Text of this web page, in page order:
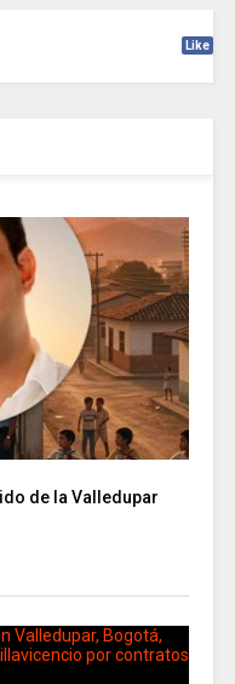
Like
de la Valledupar